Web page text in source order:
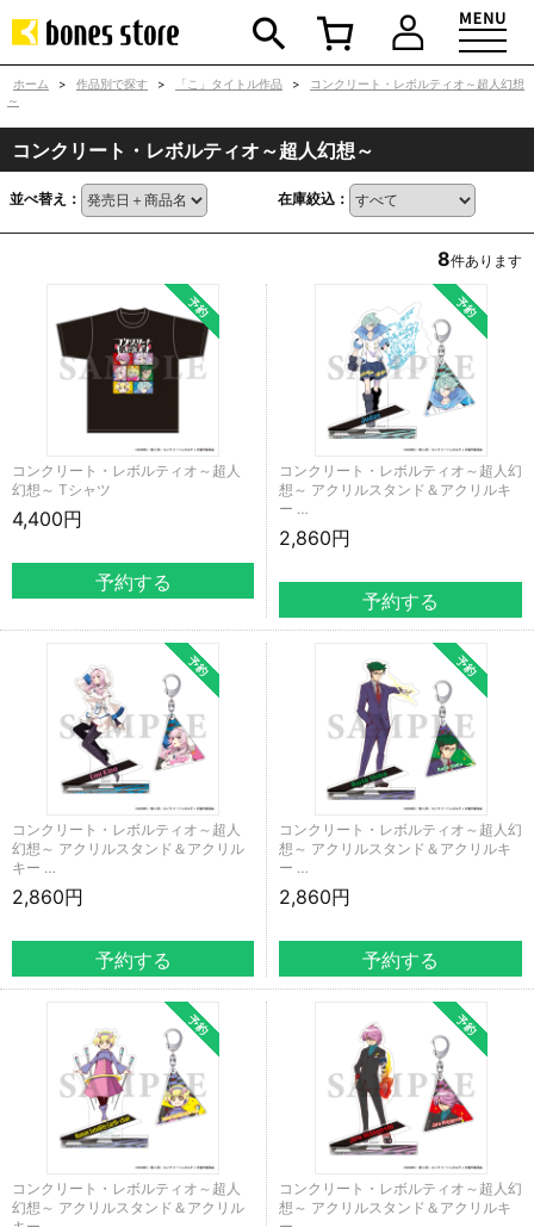
ホーム > 作品別で探す > 「こ」タイトル作品 >
コンクリート・レボルティオ～超人幻想
～
コンクリート・レボルティオ～超人幻想～
並べ替え： 在庫絞込：
8件あります
コンクリート・レボルティオ～超人
幻想～ Tシャツ
4,400円
コンクリート・レボルティオ～超人幻
想～ アクリルスタンド＆アクリルキ
ー …
2,860円
コンクリート・レボルティオ～超人
幻想～ アクリルスタンド＆アクリル
キー …
2,860円
コンクリート・レボルティオ～超人幻
想～ アクリルスタンド＆アクリルキ
ー …
2,860円
コンクリート・レボルティオ～超人
幻想～ アクリルスタンド＆アクリル
コンクリート・レボルティオ～超人幻
想～ アクリルスタンド＆アクリルキ